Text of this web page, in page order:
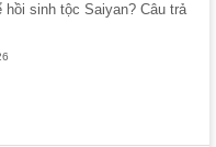
hồi sinh tộc Saiyan? Câu trả